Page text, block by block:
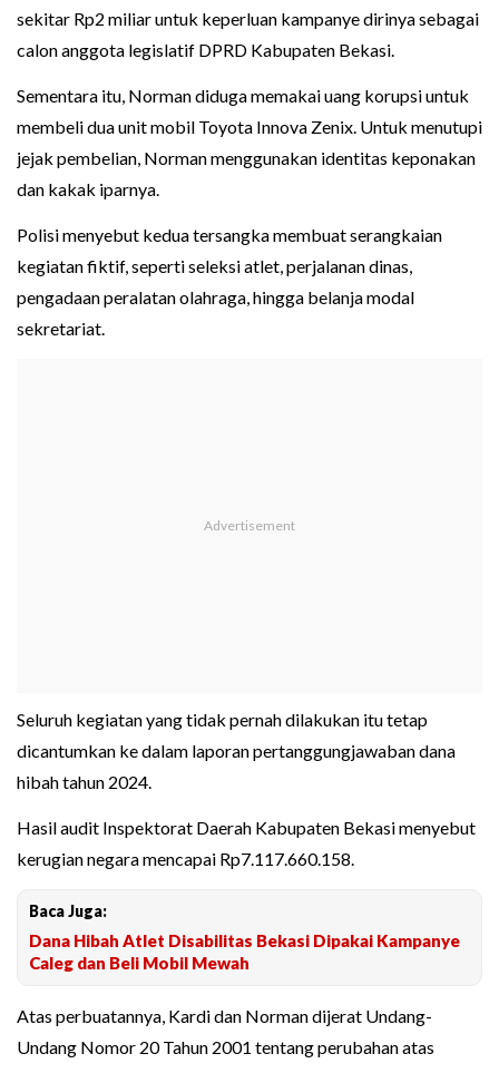
sekitar Rp2 miliar untuk keperluan kampanye dirinya sebagai
calon anggota legislatif DPRD Kabupaten Bekasi.
Sementara itu, Norman diduga memakai uang korupsi untuk
membeli dua unit mobil Toyota Innova Zenix. Untuk menutupi
jejak pembelian, Norman menggunakan identitas keponakan
dan kakak iparnya.
Polisi menyebut kedua tersangka membuat serangkaian
kegiatan fiktif, seperti seleksi atlet, perjalanan dinas,
pengadaan peralatan olahraga, hingga belanja modal
sekretariat.
Seluruh kegiatan yang tidak pernah dilakukan itu tetap
dicantumkan ke dalam laporan pertanggungjawaban dana
hibah tahun 2024.
Hasil audit Inspektorat Daerah Kabupaten Bekasi menyebut
kerugian negara mencapai Rp7.117.660.158.
Baca Juga:
Dana Hibah Atlet Disabilitas Bekasi Dipakai Kampanye
Caleg dan Beli Mobil Mewah
Atas perbuatannya, Kardi dan Norman dijerat Undang-
Undang Nomor 20 Tahun 2001 tentang perubahan atas